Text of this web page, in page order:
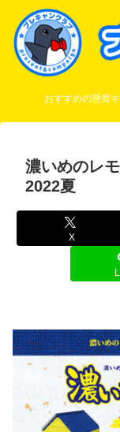
おすすめの懸賞
濃いめのレ
2022夏
X